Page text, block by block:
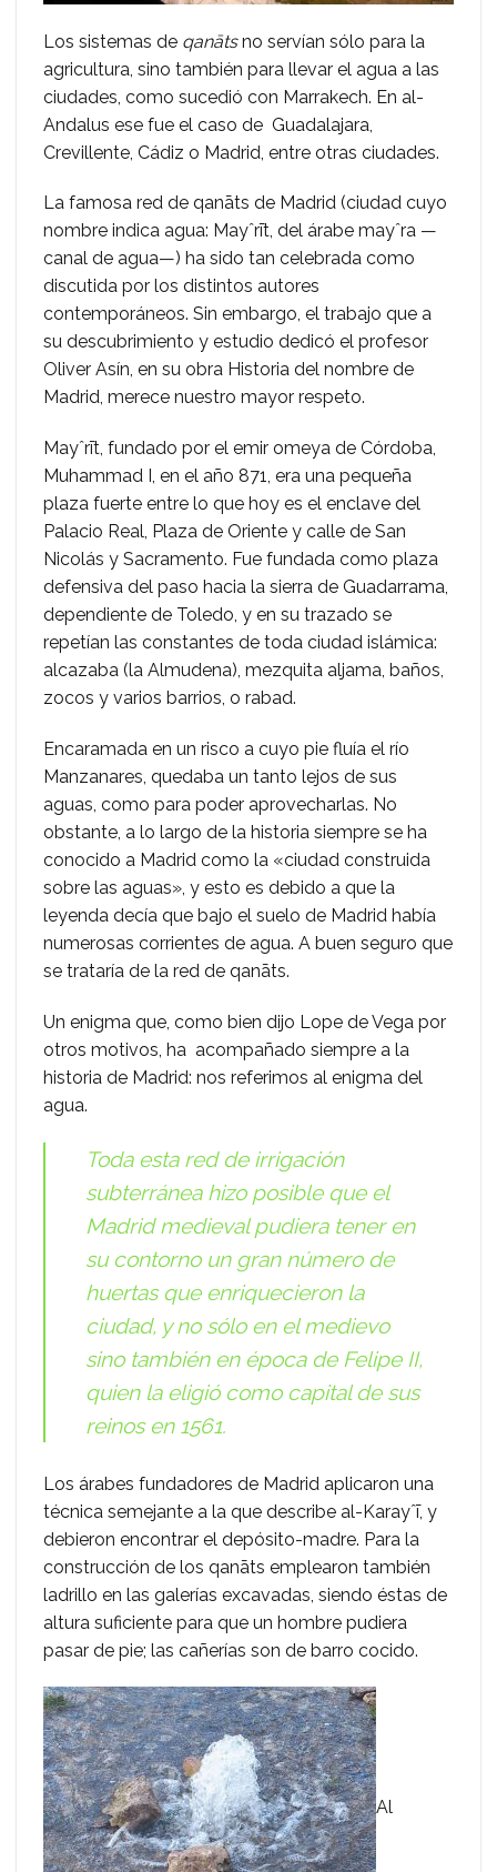
Los sistemas de qanātsno servían sólo para la
agricultura, sino también para llevar el agua a las
ciudades, como sucedió con Marrakech. En al-
Andalus ese fue el caso de Guadalajara,
Crevillente, Cádiz o Madrid, entre otras ciudades.
La famosa red de qanāts de Madrid (ciudad cuyo
nombre indica agua: Mayˆrīt, del árabe mayˆra —
canal de agua—) ha sido tan celebrada como
discutida por los distintos autores
contemporáneos. Sin embargo, el trabajo que a
su descubrimiento y estudio dedicó el profesor
Oliver Asín, en su obra Historia del nombre de
Madrid, merece nuestro mayor respeto.
Mayˆrīt, fundado por el emir omeya de Córdoba,
Muhammad I, en el año 871, era una pequeña
plaza fuerte entre lo que hoy es el enclave del
Palacio Real, Plaza de Oriente y calle de San
Nicolás y Sacramento. Fue fundada como plaza
defensiva del paso hacia la sierra de Guadarrama,
dependiente de Toledo, y en su trazado se
repetían las constantes de toda ciudad islámica:
alcazaba (la Almudena), mezquita aljama, baños,
zocos y varios barrios, o rabad.
Encaramada en un risco a cuyo pie fluía el río
Manzanares, quedaba un tanto lejos de sus
aguas, como para poder aprovecharlas. No
obstante, a lo largo de la historia siempre se ha
conocido a Madrid como la «ciudad construida
sobre las aguas», y esto es debido a que la
leyenda decía que bajo el suelo de Madrid había
numerosas corrientes de agua. A buen seguro que
se trataría de la red de qanāts.
Un enigma que, como bien dijo Lope de Vega por
otros motivos, ha acompañado siempre a la
historia de Madrid: nos referimos al enigma del
agua.
Toda esta red de irrigación
subterránea hizo posible que el
Madrid medieval pudiera tener en
su contorno un gran número de
huertas que enriquecieron la
ciudad, y no sólo en el medievo
sino también en época de Felipe II,
quien la eligió como capital de sus
reinos en 1561.
Los árabes fundadores de Madrid aplicaron una
técnica semejante a la que describe al-Karayˆī, y
debieron encontrar el depósito-madre. Para la
construcción de los qanāts emplearon también
ladrillo en las galerías excavadas, siendo éstas de
altura suficiente para que un hombre pudiera
pasar de pie; las cañerías son de barro cocido.
Al